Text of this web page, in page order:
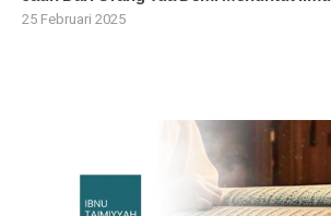
25 Februari 2025